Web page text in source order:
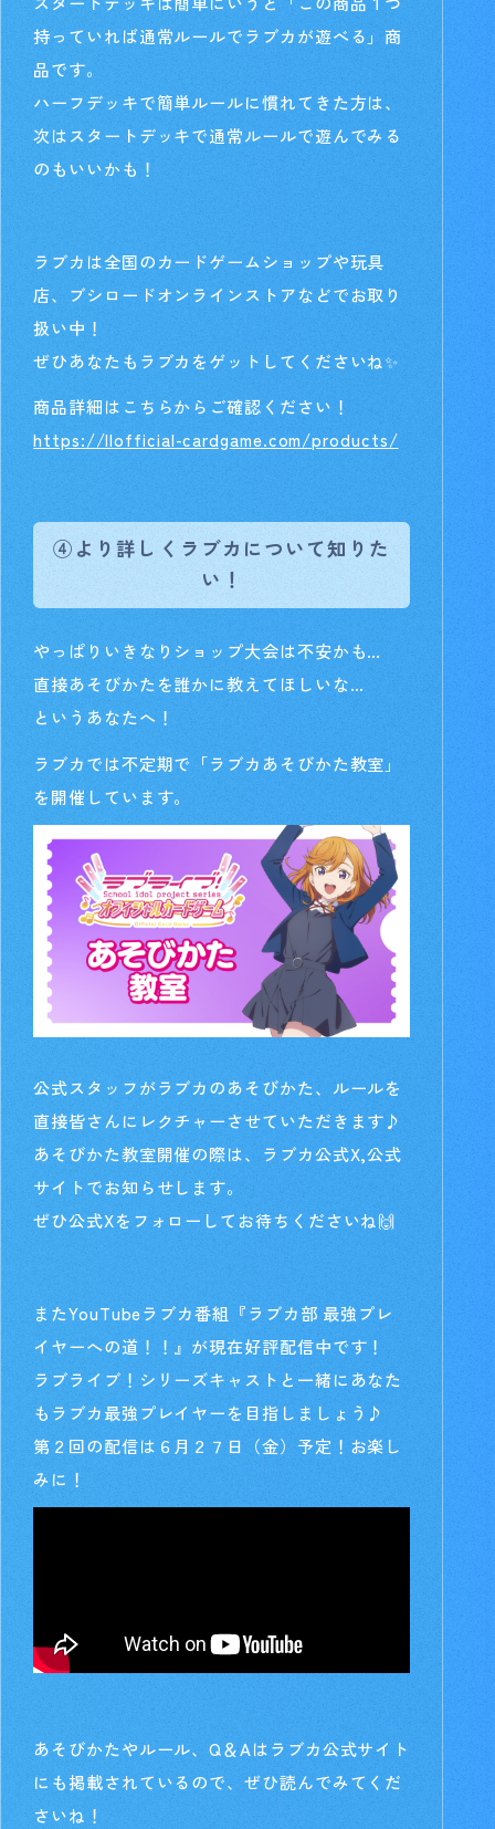
持っていれば通常ルールでラブカが遊べる」商
品です。
ハーフデッキで簡単ルールに慣れてきた方は、
次はスタートデッキで通常ルールで遊んでみる
のもいいかも！
ラブカは全国のカードゲームショップや玩具
店、ブシロードオンラインストアなどでお取り
扱い中！
ぜひあなたもラブカをゲットしてくださいね✨
商品詳細はこちらからご確認ください！
https://llofficial-cardgame.com/products/
④より詳しくラブカについて知りた
い！
やっぱりいきなりショップ大会は不安かも…
直接あそびかたを誰かに教えてほしいな…
というあなたへ！
ラブカでは不定期で 「ラブカあそびかた教室」
を開催しています。
公式スタッフがラブカのあそびかた、ルールを
直接皆さんにレクチャーさせていただきます♪
あそびかた教室開催の際は、ラブカ公式X,公式
サイトでお知らせします。
ぜひ公式Xをフォローしてお待ちくださいね🙌
またYouTubeラブカ番組『ラブカ部 最強プレ
イヤーへの道！！』が現在好評配信中です！
ラブライブ！シリーズキャストと一緒にあなた
もラブカ最強プレイヤーを目指しましょう♪
第２回の配信は６月２７日（金）予定！お楽し
みに！
あそびかたやルール、Q＆Aはラブカ公式サイト
にも掲載されているので、ぜひ読んでみてくだ
さいね！